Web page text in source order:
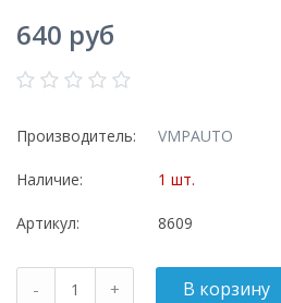
640 руб
Производитель: VMPAUTO
Наличие: 1 шт.
Артикул: 8609